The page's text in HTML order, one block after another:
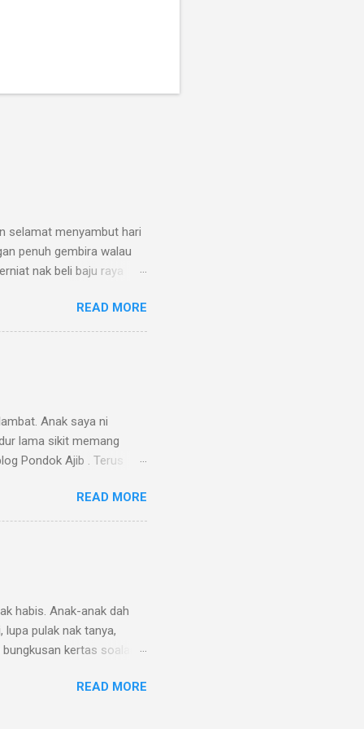
selamat menyambut hari
penuh gembira walau
nak beli baju raya
pada bulan
beli untuk berbuka. Di saat
hari tersebut. Kadang
ni tak dapat lagi
READ MORE
Anak saya ni
lama sikit memang
Pondok Ajib . Terus
dia nanti, tak pe
badannya
ni kalau anak kecil
dia, 36.1 je...
READ MORE
habis. Anak-anak dah
lupa pulak nak tanya,
kertas soalan
kerja pengurusan di
READ MORE